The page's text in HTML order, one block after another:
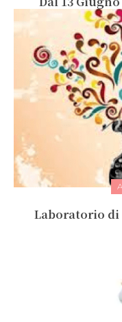
Laboratorio